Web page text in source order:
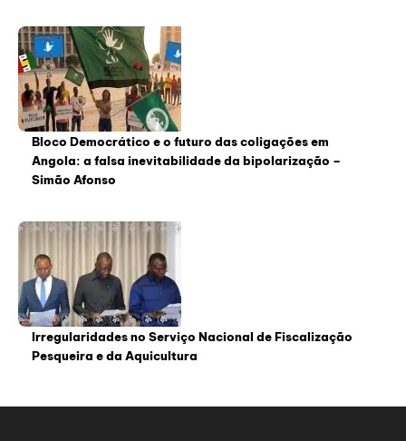
Bloco Democrático e o futuro das coligações em
Angola: a falsa inevitabilidade da bipolarização –
Simão Afonso
Irregularidades no Serviço Nacional de Fiscalização
Pesqueira e da Aquicultura